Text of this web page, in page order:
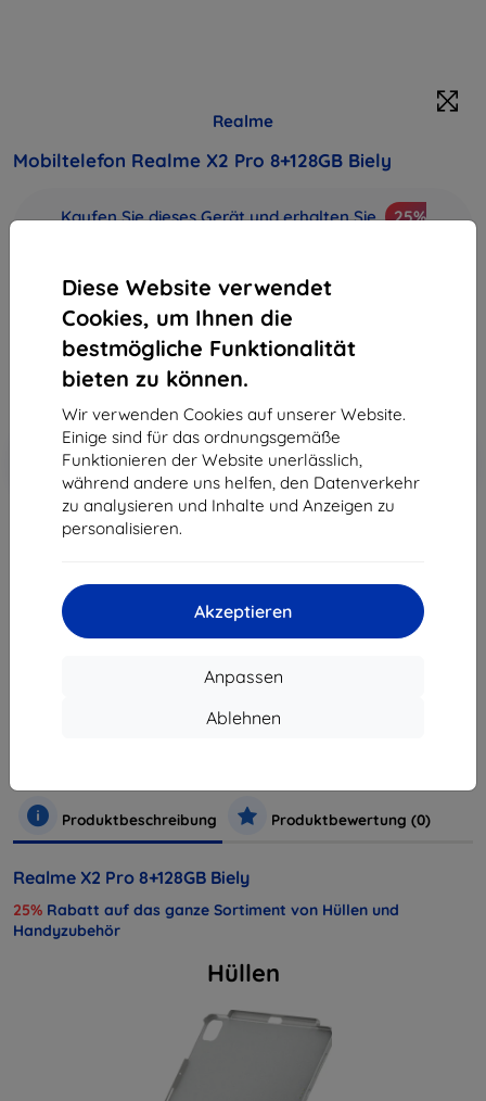
Diese Website verwendet
Cookies, um Ihnen die
bestmögliche Funktionalität
bieten zu können.
Wir verwenden Cookies auf unserer Website.
Einige sind für das ordnungsgemäße
Funktionieren der Website unerlässlich,
während andere uns helfen, den Datenverkehr
zu analysieren und Inhalte und Anzeigen zu
personalisieren.
Akzeptieren
Anpassen
Ablehnen
Realme
Mobiltelefon Realme X2 Pro 8+128GB Biely
Kaufen Sie dieses Gerät und erhalten Sie
25%
Produktbeschreibung
516,90 €
465,21 €
-10%
Rabatt mit Gutschein
EXTRA10
Warenkorb
ausverkauft
Produktbeschreibung Produktbewertung (0)
Realme X2 Pro 8+128GB Biely
25% Rabatt auf das ganze Sortiment von Hüllen und
Handyzubehör
Hüllen